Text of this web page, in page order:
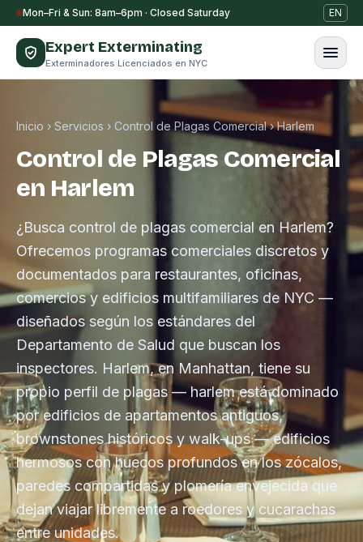
Saltar al contenido
Mon–Fri & Sun: 8am–6pm · Closed Saturday EN
Expert Exterminating
Exterminadores Licenciados en NYC
Inicio › Servicios › Control de Plagas Comercial›Harlem
Control de Plagas Comercial
en Harlem
¿Busca control de plagas comercial en Harlem?
Ofrecemos programas comerciales discretos y
documentados para restaurantes, oficinas,
comercios y edificios multifamiliares de NYC —
diseñados según los estándares del
Departamento de Salud que buscan los
inspectores. Harlem, en Manhattan, tiene su
propio perfil de plagas — harlem está dominado
por edificios de apartamentos antiguos,
brownstones históricos y walk-ups — edificios
hermosos con huecos profundos en los zócalos,
paredes compartidas y plomería envejecida que
dejan viajar libremente a roedores y cucarachas
entre unidades.